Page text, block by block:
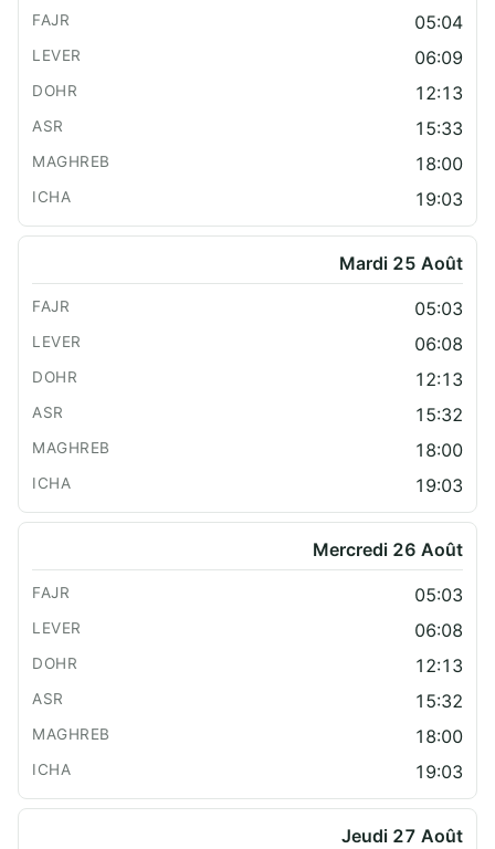
05:04
06:09
12:13
15:33
18:00
19:03
Mardi 25 Août
05:03
06:08
12:13
15:32
18:00
19:03
Mercredi 26 Août
05:03
06:08
12:13
15:32
18:00
19:03
Jeudi 27 Août